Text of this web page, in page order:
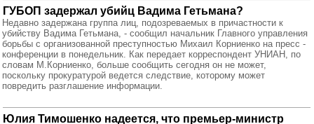
ГУБОП задержал убийц Вадима Гетьмана?
Недавно задержана группа лиц, подозреваемых в причастности к
убийству Вадима Гетьмана, - сообщил начальник Главного управления
борьбы с организованной преступностью Михаил Корниенко на пресс -
конференции в понедельник. Как передает корреспондент УНИАН, по
словам М.Корниенко, больше сообщить сегодня он не может,
поскольку прокуратурой ведется следствие, которому может
повредить разглашение информации.
Юлия Тимошенко надеется, что премьер-министр